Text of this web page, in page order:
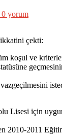
0 yorum
çekti:
koşul ve
Lisesi için
2010-2011